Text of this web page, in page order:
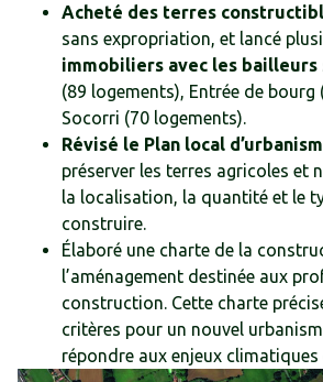
Acheté des terres
sans expropriation, et lancé
immobiliers avec les bailleurs
(89 logements), Entrée de bourg
Socorri (70 logements).
Révisé le Plan local
préserver les terres agricoles et
la localisation, la quantité et le
construire.
Élaboré une charte de la
l’aménagement destinée aux
construction. Cette charte
critères pour un nouvel
répondre aux enjeux climatiques